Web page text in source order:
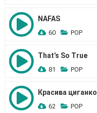
NAFAS
60 POP
That’s So True
81 POP
Красива циганко
62 POP